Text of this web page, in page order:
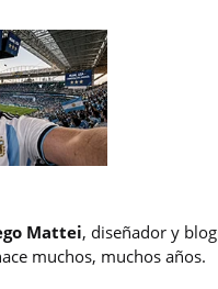
Mattei, diseñador y
muchos, muchos años.